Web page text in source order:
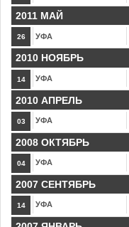
2011 МАЙ
26 УФА
2010 НОЯБРЬ
14 УФА
2010 АПРЕЛЬ
03 УФА
2008 ОКТЯБРЬ
04 УФА
2007 СЕНТЯБРЬ
14 УФА